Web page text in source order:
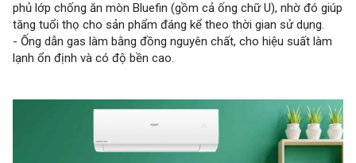
phủ lớp chống ăn mòn Bluefin (gồm cả ống chữ U), nhờ đó giúp
tăng tuổi thọ cho sản phẩm đáng kể theo thời gian sử dụng.
- Ống dẫn gas làm bằng đồng nguyên chất, cho hiệu suất làm
lạnh ổn định và có độ bền cao.